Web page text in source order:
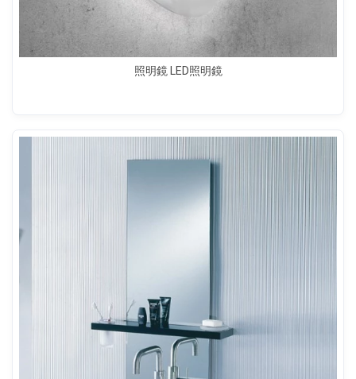
照明鏡 LED照明鏡